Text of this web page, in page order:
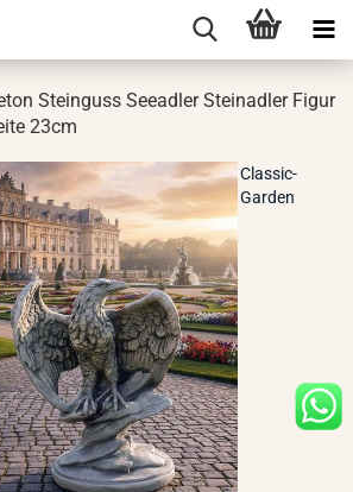
Stein­guss See­ad­ler Stein­ad­ler Figur
23cm
Classic-
Garden